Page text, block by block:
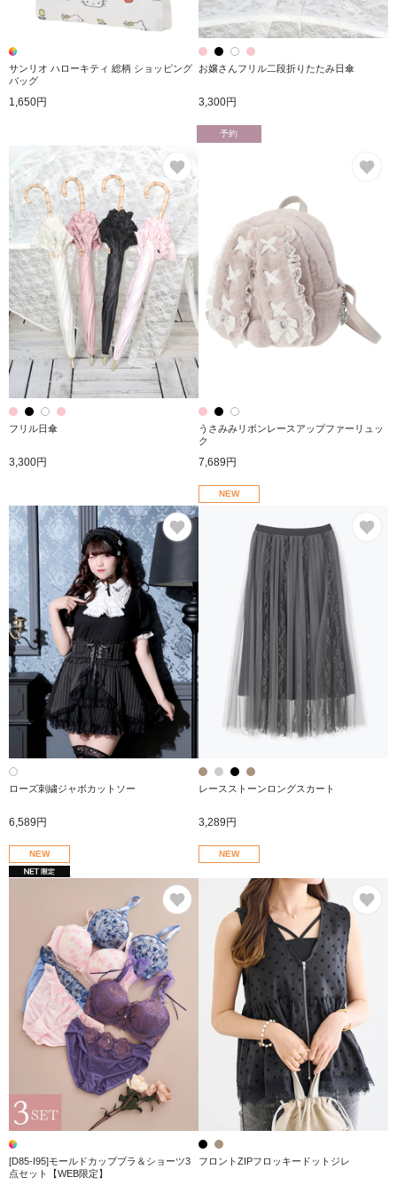
サンリオ ハローキティ 総柄 ショッピング
バッグ
1,650円
お嬢さんフリル二段折りたたみ日傘
3,300円
フリル日傘
3,300円
予約
うさみみリボンレースアップファーリュッ
ク
7,689円
お気に入り
ローズ刺繍ジャボカットソー
6,589円
NEW
レースストーンロングスカート
3,289円
NEW
お気に入り
[D85-I95]モールドカップブラ＆ショーツ3
点セット【WEB限定】
NEW
フロントZIPフロッキードットジレ